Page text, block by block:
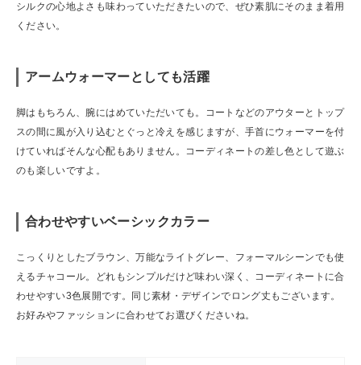
シルクの心地よさも味わっていただきたいので、ぜひ素肌にそのまま着用
ください。
アームウォーマーとしても活躍
脚はもちろん、腕にはめていただいても。コートなどのアウターとトップ
スの間に風が入り込むとぐっと冷えを感じますが、手首にウォーマーを付
けていればそんな心配もありません。コーディネートの差し色として遊ぶ
のも楽しいですよ。
合わせやすいベーシックカラー
こっくりとしたブラウン、万能なライトグレー、フォーマルシーンでも使
えるチャコール。どれもシンプルだけど味わい深く、コーディネートに合
わせやすい3色展開です。同じ素材・デザインでロング丈もございます。
お好みやファッションに合わせてお選びくださいね。